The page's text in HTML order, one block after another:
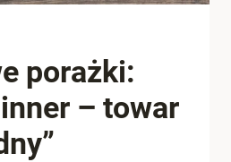
porażki:
– towar